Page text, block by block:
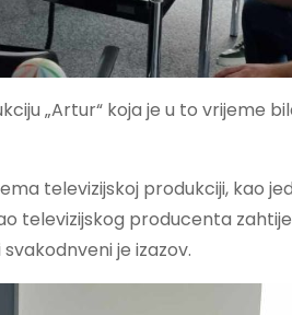
„Artur“ koja je u to vrijeme
televizijskoj produkciji, kao
televizijskog producenta
je izazov.